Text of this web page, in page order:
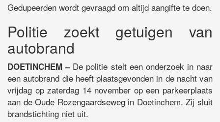
Gedupeerden wordt gevraagd om altijd aangifte te doen.
Politie zoekt getuigen van
autobrand
DOETINCHEM –De politie stelt een onderzoek in naar
een autobrand die heeft plaatsgevonden in de nacht van
vrijdag op zaterdag 14 november op een parkeerplaats
aan de Oude Rozengaardseweg in Doetinchem. Zij sluit
brandstichting niet uit.